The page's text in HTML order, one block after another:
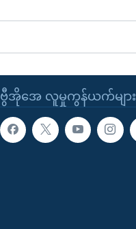
ဗွီအိုအေ လူမှုကွန်ယက်များ